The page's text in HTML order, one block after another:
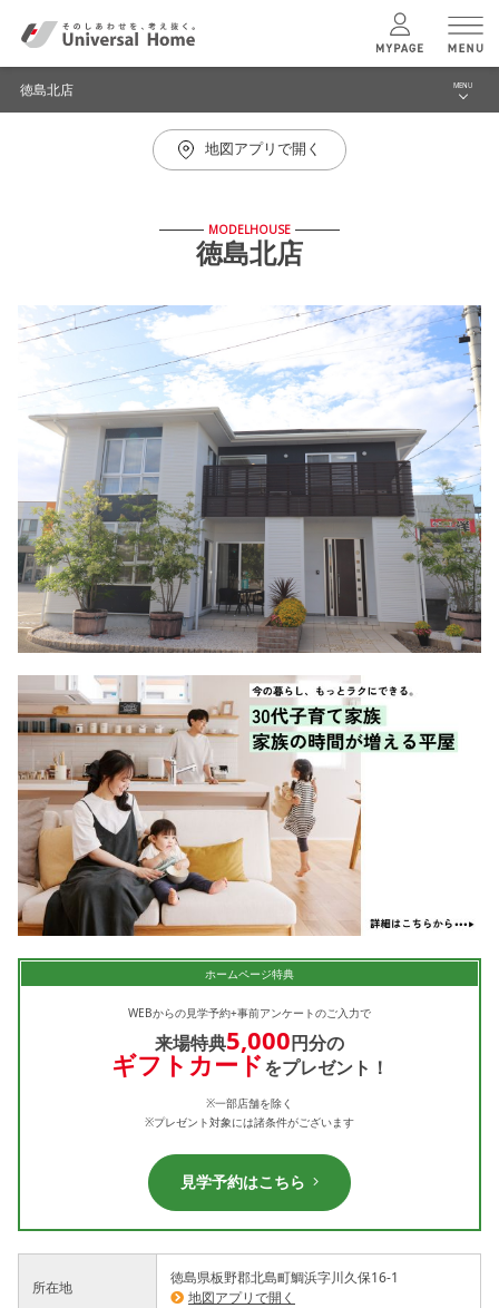
menu
ホームの特長
テクノロジー
建築実例
モデルハウス検索・見学予約
シミュレーション
キャンペーン・コラボ情報
家づくりの知識
企業情報
お問い合わせ
徳島北店 MENU
徳島北店 TOPへ
地図アプリで開く
MODELHOUSE
徳島北店
ホームページ特典
WEBからの見学予約+事前アンケートのご入力で
来場特典5,000円分の
ギフトカードをプレゼント！
※一部店舗を除く
※プレゼント対象には諸条件がございます
見学予約はこちら
所在地
徳島県板野郡北島町鯛浜字川久保16-1
地図アプリで開く